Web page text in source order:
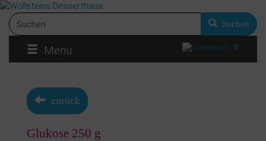
Suchen
Menü 0
zurück
Glukose 250 g